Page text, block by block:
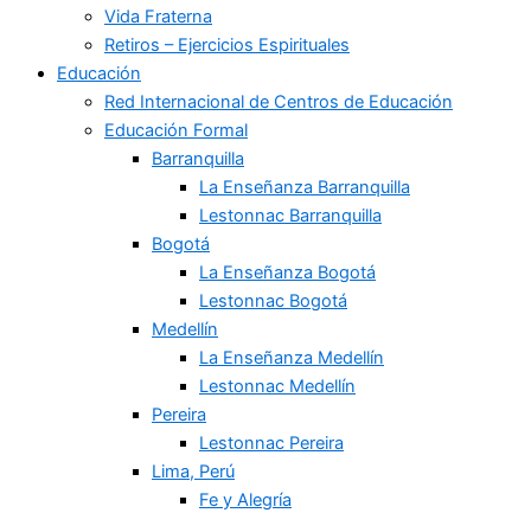
Vida Fraterna
Retiros – Ejercicios Espirituales
Educación
Red Internacional de Centros de Educación
Educación Formal
Barranquilla
La Enseñanza Barranquilla
Lestonnac Barranquilla
Bogotá
La Enseñanza Bogotá
Lestonnac Bogotá
Medellín
La Enseñanza Medellín
Lestonnac Medellín
Pereira
Lestonnac Pereira
Lima, Perú
Fe y Alegría